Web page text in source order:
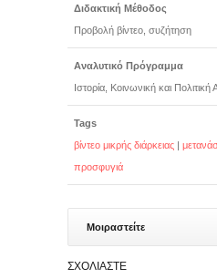
Διδακτική Μέθοδος
Προβολή βίντεο, συζήτηση
Αναλυτικό Πρόγραμμα
Ιστορία, Κοινωνική και
Tags
βίντεο μικρής διάρκειας |
προσφυγιά
Μοιραστείτε
ΣΧΟΛΙΆΣΤΕ